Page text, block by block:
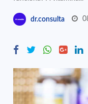
dr.consulta